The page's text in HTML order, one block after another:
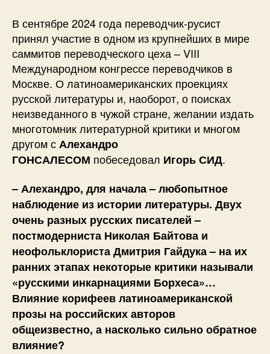
В сентябре 2024 года переводчик-русист
принял участие в одном из крупнейших в мире
саммитов переводческого цеха – VIII
Международном конгрессе переводчиков в
Москве. О латиноамериканских проекциях
русской литературы и, наоборот, о поисках
неизведанного в чужой стране, желании издать
многотомник литературной критики и многом
другом сАлехандро
ГОНСАЛЕСОМ побеседовал Игорь СИД.
– Алехандро, для начала – любопытное
наблюдение из истории литературы. Двух
очень разных русских писателей –
постмодерниста Николая Байтова и
неофольклориста Дмитрия Гайдука – на их
ранних этапах некоторые критики называли
«русскими инкарнациями Борхеса»…
Влияние корифеев латиноамериканской
прозы на российских авторов
общеизвестно, а насколько сильно обратное
влияние?